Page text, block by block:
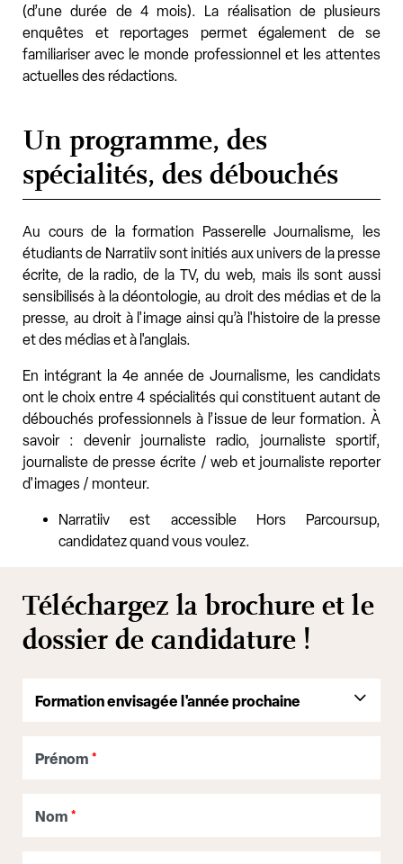
(d’une durée de 4 mois). La réalisation de plusieurs
enquêtes et reportages permet également de se
familiariser avec le monde professionnel et les attentes
actuelles des rédactions.
Un programme, des
spécialités, des débouchés
Au cours de la formation Passerelle Journalisme, les
étudiants de Narratiiv sont initiés aux univers de la presse
écrite, de la radio, de la TV, du web, mais ils sont aussi
sensibilisés à la déontologie, au droit des médias et de la
presse, au droit à l'image ainsi qu’à l'histoire de la presse
et des médias et à l'anglais.
En intégrant la 4e année de Journalisme, les candidats
ont le choix entre 4 spécialités qui constituent autant de
débouchés professionnels à l’issue de leur formation. À
savoir : devenir journaliste radio, journaliste sportif,
journaliste de presse écrite / web et journaliste reporter
d'images / monteur.
Narratiiv est accessible Hors Parcoursup,
candidatez quand vous voulez.
Téléchargez la brochure et le
dossier de candidature !
Prénom *
Nom *